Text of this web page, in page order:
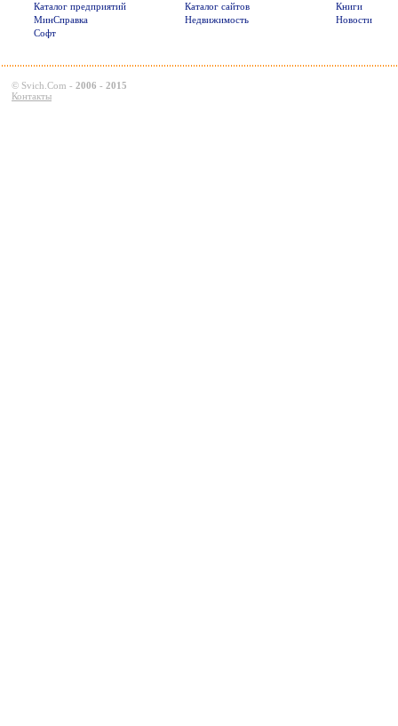
Каталог предприятий
Каталог сайтов
Книги
МинСправка
Недвижимость
Новости
Софт
© Svich.Com - 2006 - 2015
Контакты